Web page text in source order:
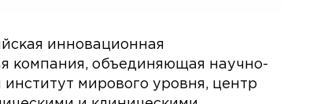
инновационная
компания, объединяющая научно-
институт мирового уровня, центр